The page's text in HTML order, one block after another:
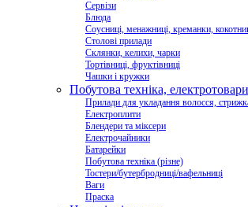
Сервізи
Блюда
Соусниці, менажниці, креманки,
Столові прилади
Склянки, келихи, чарки
Тортівниці, фруктівниці
Чашки і кружки
Побутова техніка, електротовари
Прилади для укладання волосся,
Електроплити
Блендери та міксери
Електрочайники
Батарейки
Побутова техніка (різне)
Тостери/бутербродниці/вафельниці
Ваги
Праска